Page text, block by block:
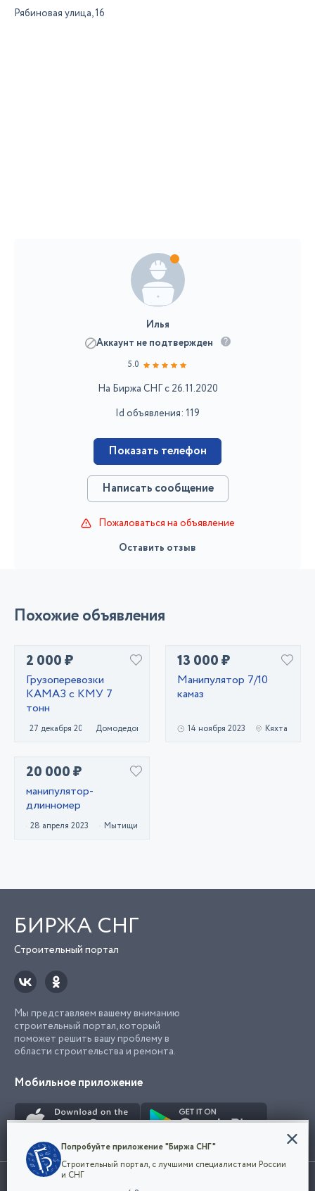
Рябиновая улица, 16
Илья
Аккаунт не подтвержден
5.0
На Биржа СНГ с 26.11.2020
Id объявления: 119
Показать телефон
Написать сообщение
Пожаловаться на объявление
Оставить отзыв
Похожие объявления
2 000 ₽
Грузоперевозки
КАМАЗ с КМУ 7
тонн
27 декабря 2021 Домодедово
13 000 ₽
Манипулятор 7/10
камаз
14 ноября 2023 Кяхта
20 000 ₽
манипулятор-
длинномер
28 апреля 2023 Мытищи
БИРЖА СНГ
Строительный портал
Мы представляем вашему вниманию
строительный портал, который
поможет решить вашу проблему в
области строительства и ремонта.
Мобильное приложение
Использование сайта, в том числе подача объявлений, означает
Конфиденциальность
Мы используем файлы cookie, чтобы сделать
наш сайт удобным для каждого
Попробуйте приложение "Биржа СНГ"
Строительный портал, с лучшими специалистами России
и СНГ